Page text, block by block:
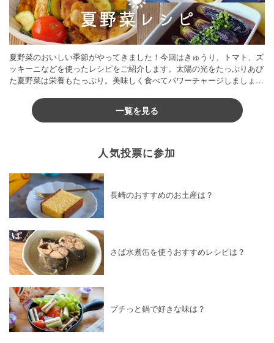
夏野菜のおいしい季節がやってきました！今回はきゅうり、トマト、ズ
ッキーニなどを使ったレシピをご紹介します。太陽の光をたっぷりあび
た夏野菜は栄養もたっぷり。美味しく食べてパワーチャージしましょう
一覧を見る
人気投票に参加
長崎のおすすめのお土産は？
さば水煮缶を使うおすすめレシピは？
プチっと鍋で好きな味は？